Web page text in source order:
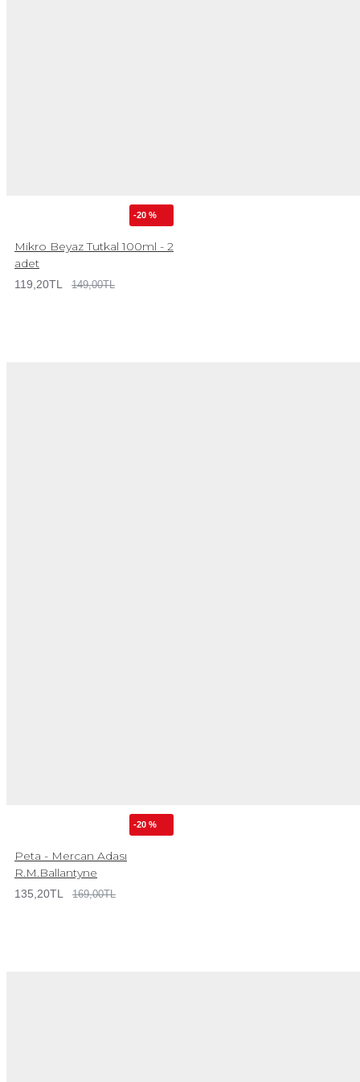
-20 %
Mikro Beyaz Tutkal 100ml - 2
adet
119,20TL 149,00TL
-20 %
Peta - Mercan Adası
R.M.Ballantyne
135,20TL 169,00TL